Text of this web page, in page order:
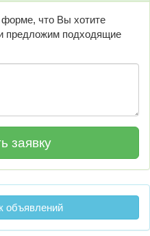
что Вы хотите
предложим подходящие
объявлений